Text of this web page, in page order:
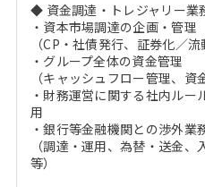
◆ 資金調達・トレジャリー業
・資本市場調達の企画・管理
（CP・社債発行、証券化／
・グループ全体の資金管理
（キャッシュフロー管理、資
・財務運営に関する社内ル
用
・銀行等金融機関との渉外業
（調達・運用、為替・送金
等）